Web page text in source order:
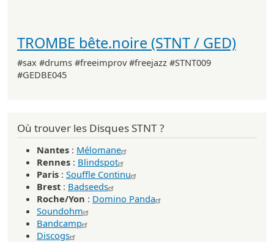
TROMBE bête.noire (STNT / GED)
#sax #drums #freeimprov #freejazz #STNT009
#GEDBE045
Où trouver les Disques STNT ?
Nantes : Mélomane
Rennes : Blindspot
Paris : Souffle Continu
Brest : Badseeds
Roche/Yon : Domino Panda
Soundohm
Bandcamp
Discogs